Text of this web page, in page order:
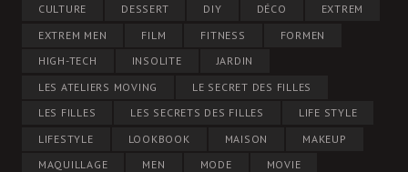
CULTURE
DESSERT DIY DÉCO
EXTREM
EXTREM MEN
FILM FITNESS
FORMEN
HIGH-TECH
INSOLITE
JARDIN
LES ATELIERS MOVING
LE SECRET DES FILLES
LES FILLES
LES SECRETS DES FILLES
LIFE STYLE
LIFESTYLE
LOOKBOOK MAISON
MAKEUP
MAQUILLAGE
MEN MODE MOVIE